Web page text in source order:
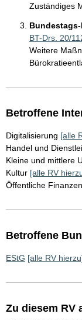
Zuständiges
BT-Drs. 20/
Weitere
Betroffene
Digitalisierung [alle
Handel und
Kleine und mittlere
Kultur [alle RV
Öffentliche
Betroffene
EStG [alle RV
Zu diesem RV